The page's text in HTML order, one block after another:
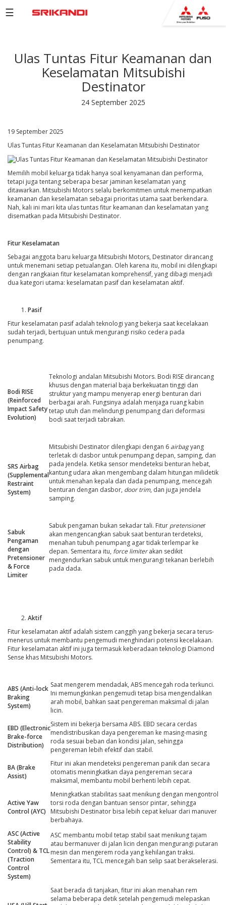
☰
BROCHURE
COMPANY
EVENTS
CAREERS
CONTACT
US
Ulas Tuntas Fitur Keamanan dan
Keselamatan Mitsubishi
Destinator
24 September 2025
19 September 2025
Ulas Tuntas Fitur Keamanan dan Keselamatan Mitsubishi Destinator
Memilih mobil keluarga tidak hanya soal kenyamanan dan performa,
tetapi juga tentang seberapa besar jaminan keselamatan yang
ditawarkan. Mitsubishi Motors selalu berkomitmen untuk menempatkan
keamanan dan keselamatan sebagai prioritas utama saat berkendara.
Nah, kali ini mari kita ulas tuntas fitur keamanan dan keselamatan yang
disematkan pada Mitsubishi Destinator.
Fitur Keselamatan
Sebagai anggota baru keluarga Mitsubishi Motors, Destinator dirancang
untuk menemani setiap petualangan. Oleh karena itu, mobil ini dilengkapi
dengan rangkaian fitur keselamatan komprehensif, yang dibagi menjadi
dua kategori utama: keselamatan pasif dan keselamatan aktif.
Pasif
Fitur keselamatan pasif adalah teknologi yang bekerja saat kecelakaan
sudah terjadi, bertujuan untuk mengurangi risiko cedera pada
penumpang.
Bodi RISE
(Reinforced
Impact Safety
Evolution)
Teknologi andalan Mitsubishi Motors. Bodi RISE dirancang
khusus dengan material baja berkekuatan tinggi dan
struktur yang mampu menyerap energi benturan dari
berbagai arah. Fungsinya adalah menjaga ruang kabin
tetap utuh dan melindungi penumpang dari deformasi
bodi saat terjadi tabrakan.
SRS Airbag
(Supplemental
Restraint
System)
Mitsubishi Destinator dilengkapi dengan 6 airbagyang
terletak di dasbor untuk penumpang depan, samping, dan
pada jendela. Ketika sensor mendeteksi benturan hebat,
kantung udara akan mengembang dalam hitungan milidetik
untuk menahan kepala dan dada penumpang, mencegah
benturan dengan dasbor, door trim, dan juga jendela
samping.
Sabuk
Pengaman
dengan
Pretensioner
& Force
Limiter
Sabuk pengaman bukan sekadar tali. Fitur pretensioner
akan mengencangkan sabuk saat benturan terdeteksi,
menahan tubuh penumpang agar tidak terlempar ke
depan. Sementara itu, force limiterakan sedikit
mengendurkan sabuk untuk mengurangi tekanan berlebih
pada dada.
Aktif
Fitur keselamatan aktif adalah sistem canggih yang bekerja secara terus-
menerus untuk membantu pengemudi menghindari potensi kecelakaan.
Fitur keselamatan aktif ini juga termasuk keberadaan teknologi Diamond
Sense khas Mitsubishi Motors.
ABS (Anti-lock
Braking
System)
Saat mengerem mendadak, ABS mencegah roda terkunci.
Ini memungkinkan pengemudi tetap bisa mengendalikan
arah mobil, bahkan saat pengereman maksimal di jalan
licin.
EBD (Electronic
Brake-force
Distribution)
Sistem ini bekerja bersama ABS. EBD secara cerdas
mendistribusikan daya pengereman ke masing-masing
roda sesuai beban dan kondisi jalan, sehingga
pengereman lebih efektif dan stabil.
BA (Brake
Assist)
Fitur ini akan mendeteksi pengereman panik dan secara
otomatis meningkatkan daya pengereman secara
maksimal, membantu mobil berhenti lebih cepat.
Active Yaw
Control (AYC)
Meningkatkan stabilitas saat menikung dengan mengontrol
torsi roda dengan bantuan sensor pintar, sehingga
Mitsubishi Destinator bisa lebih cepat keluar dari manuver
berbahaya.
ASC (Active
Stability
Control) & TCL
(Traction
Control
System)
ASC membantu mobil tetap stabil saat menikung tajam
atau bermanuver di jalan licin dengan mengurangi putaran
mesin dan mengerem roda yang kehilangan traksi.
Sementara itu, TCL mencegah ban selip saat berakselerasi.
Saat berada di tanjakan, fitur ini akan menahan rem
selama beberapa detik setelah pengemudi melepaskan